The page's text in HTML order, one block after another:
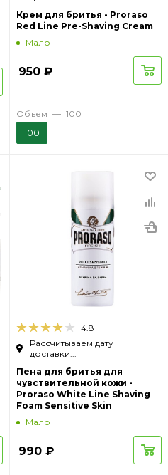
Крем для бритья - Proraso
Red Line Pre-Shaving Cream
Мало
950 ₽
Объем — 100
100
4.8
Рассчитываем дату
доставки...
Пена для бритья для
чувствительной кожи -
Proraso White Line Shaving
Foam Sensitive Skin
Мало
990 ₽